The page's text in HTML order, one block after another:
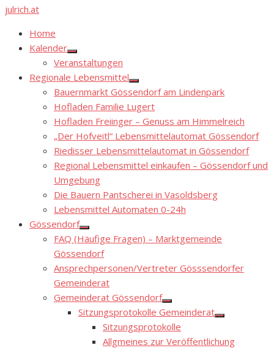
julrich.at
Home
Kalender
Show
sub
menu
Veranstaltungen
Regionale Lebensmittel
Show
sub
menu
Bauernmarkt Gössendorf am Lindenpark
Hofladen Familie Lugert
Hofladen Freiinger – Genuss am Himmelreich
„Der Hofveitl“ Lebensmittelautomat Gössendorf
Riedisser Lebensmittelautomat in Gössendorf
Regional Lebensmittel einkaufen – Gössendorf und
Umgebung
Die Bauern Pantscherei in Vasoldsberg
Lebensmittel Automaten 0-24h
Gössendorf
Show
sub
menu
FAQ (Häufige Fragen) – Marktgemeinde
Gössendorf
Ansprechpersonen/Vertreter Gösssendorfer
Gemeinderat
Gemeinderat Gössendorf
Show
sub
menu
Sitzungsprotokolle Gemeinderat
Show
menu
Sitzungsprotokolle
Allgmeines zur Veröffentlichung